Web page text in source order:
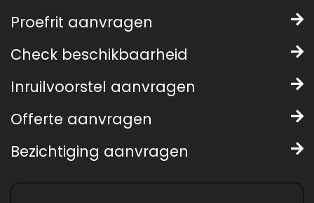
Proefrit aanvragen
Check beschikbaarheid
Inruilvoorstel aanvragen
Offerte aanvragen
Bezichtiging aanvragen